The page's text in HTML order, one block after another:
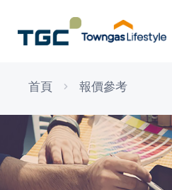
首頁 報價參考